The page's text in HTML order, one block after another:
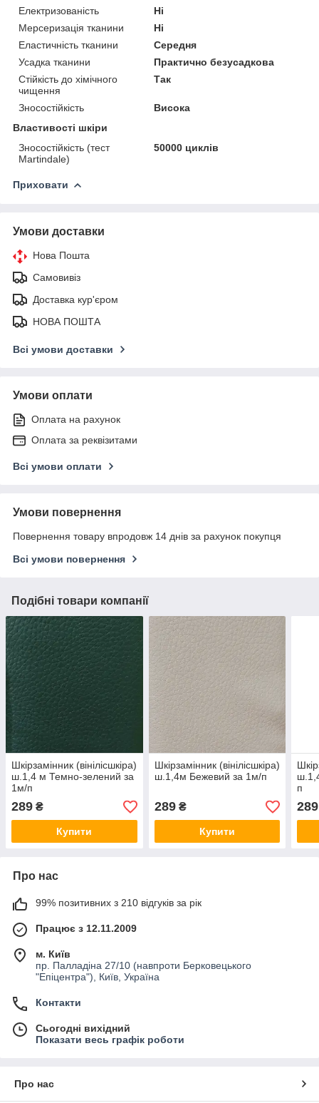
Електризованість
Ні
Мерсеризація тканини
Ні
Еластичність тканини
Середня
Усадка тканини
Практично безусадкова
Стійкість до хімічного
чищення
Так
Зносостійкість
Висока
Властивості шкіри
Зносостійкість (тест
Martindale)
50000 циклів
Приховати
Умови доставки
Нова Пошта
Самовивіз
Доставка кур'єром
НОВА ПОШТА
Всі умови доставки
Умови оплати
Оплата на рахунок
Оплата за реквізитами
Всі умови оплати
Умови повернення
Повернення товару впродовж 14 днів за рахунок покупця
Всі умови повернення
Подібні товари компанії
Шкірзамінник (вінілісшкіра)
ш.1,4 м Темно-зелений за
1м/п
289 ₴
Купити
Шкірзамінник (вінілісшкіра)
ш.1,4м Бежевий за 1м/п
289₴
Купити
п
289
Про нас
99% позитивних з 210 відгуків за рік
Працює з 12.11.2009
м. Київ
пр. Палладіна 27/10 (навпроти Берковецького
"Епіцентра"), Київ, Україна
Контакти
Сьогодні вихідний
Показати весь графік роботи
Про нас